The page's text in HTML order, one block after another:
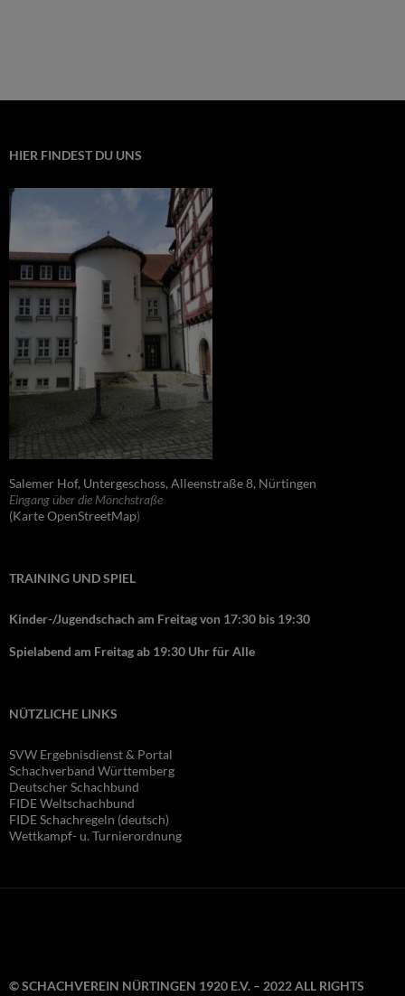
HIER FINDEST DU UNS
Salemer Hof, Untergeschoss, Alleenstraße 8, Nürtingen
Eingang über die Mönchstraße
(Karte OpenStreetMap)
TRAINING UND SPIEL
Kinder-/Jugendschach am Freitag von 17:30 bis 19:30
Spielabend am Freitag ab 19:30 Uhr für Alle
NÜTZLICHE LINKS
SVW Ergebnisdienst & Portal
Schachverband Württemberg
Deutscher Schachbund
FIDE Weltschachbund
FIDE Schachregeln (deutsch)
Wettkampf- u. Turnierordnung
© SCHACHVEREIN NÜRTINGEN 1920 E.V. – 2022 ALL RIGHTS